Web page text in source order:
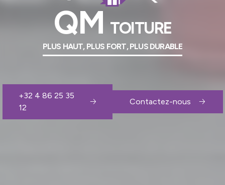
QM TOITURE
PLUS HAUT, PLUS FORT, PLUS DURABLE
+32 4 86 25 35
12
Contactez-nous